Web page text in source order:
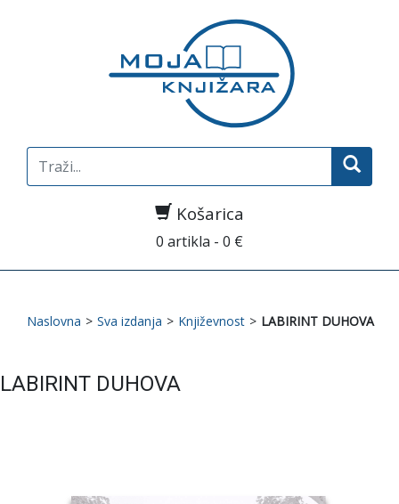
Search
for:
Košarica
0 artikla - 0 €
Naslovna > Sva izdanja > Književnost > LABIRINT DUHOVA
LABIRINT DUHOVA